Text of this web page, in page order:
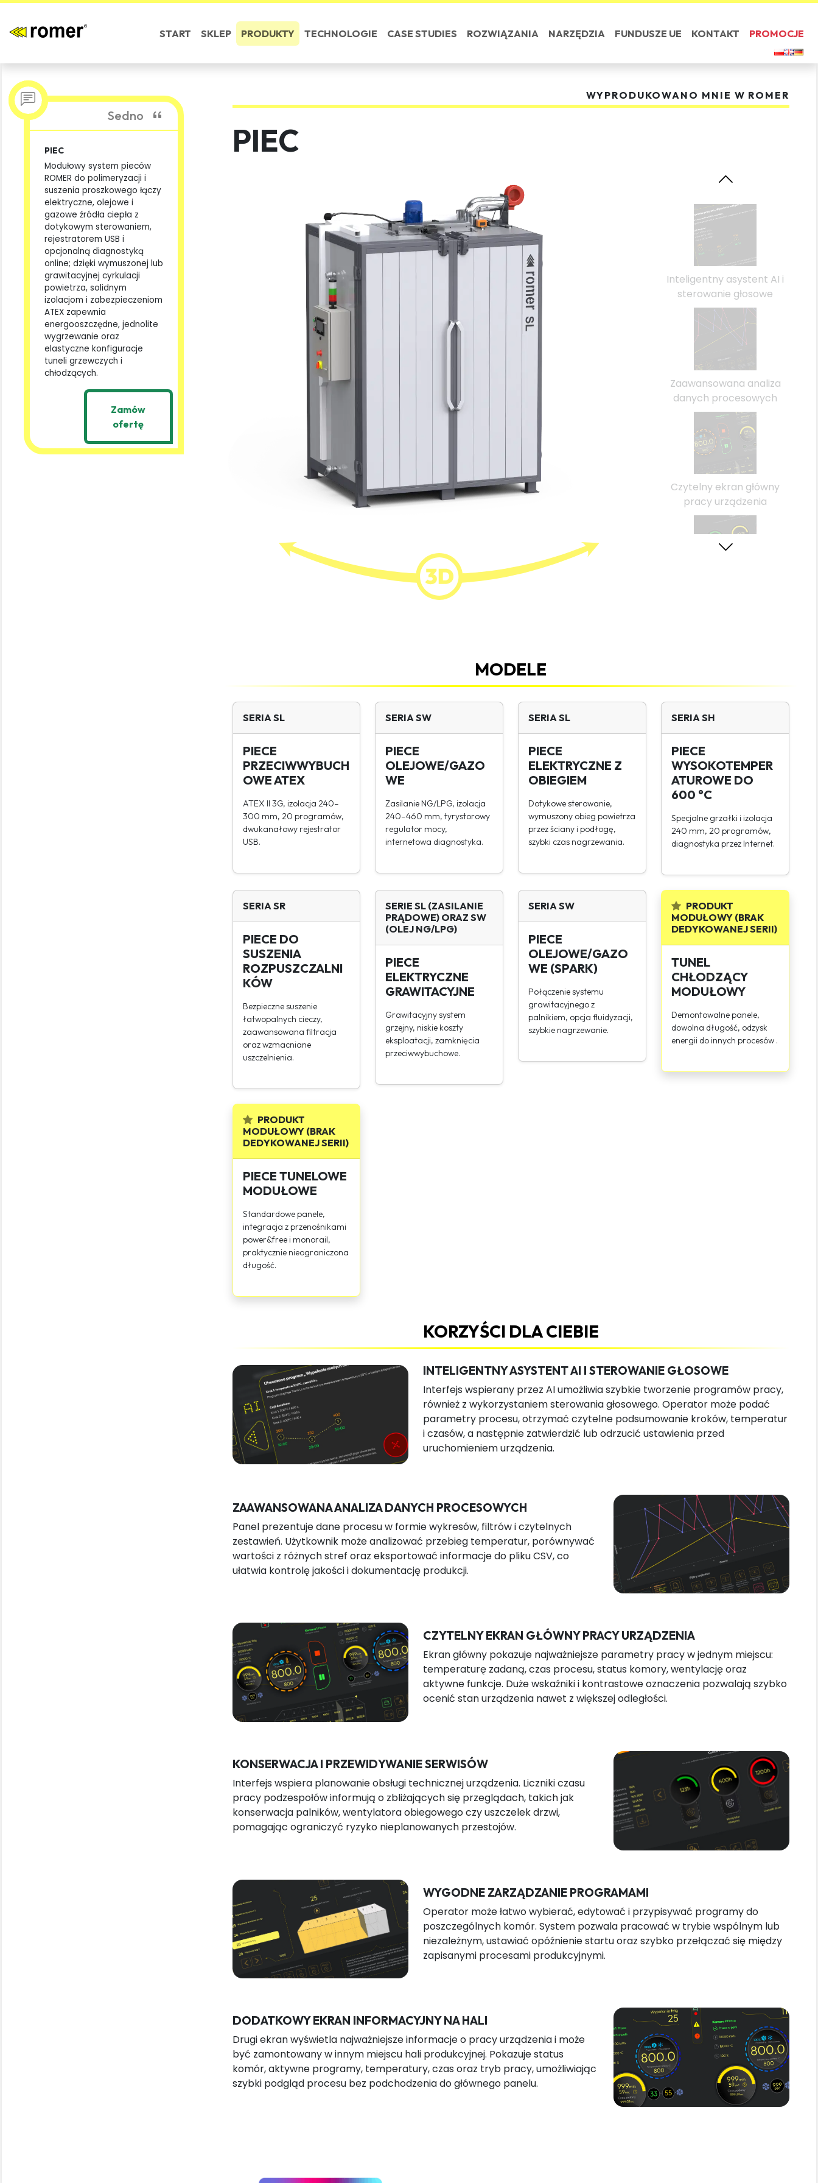
START SKLEP PRODUKTY TECHNOLOGIE CASE STUDIES ROZWIĄZANIA NARZĘDZIA FUNDUSZE UE KONTAKT PROMOCJE
Sedno
PIEC
Modułowy system pieców
ROMER do polimeryzacji i
suszenia proszkowego łączy
elektryczne, olejowe i
gazowe źródła ciepła z
dotykowym sterowaniem,
rejestratorem USB i
opcjonalną diagnostyką
online; dzięki wymuszonej lub
grawitacyjnej cyrkulacji
powietrza, solidnym
izolacjom i zabezpieczeniom
ATEX zapewnia
energooszczędne, jednolite
wygrzewanie oraz
elastyczne konfiguracje
tuneli grzewczych i
chłodzących.
Zamów
ofertę
WYPRODUKOWANO MNIE W ROMER
PIEC
Inteligentny asystent AI i
sterowanie głosowe
Zaawansowana analiza
danych procesowych
Czytelny ekran główny
pracy urządzenia
Dodatkowy ekran
informacyjny na hali
System sterowania i
monitoringu
Moduły specjalistyczne
MODELE
SERIA SL
PIECE
PRZECIWWYBUCH
OWE ATEX
ATEX II 3G, izolacja 240–
300 mm, 20 programów,
dwukanałowy rejestrator
USB.
SERIA SW
PIECE
OLEJOWE/GAZO
WE
Zasilanie NG/LPG, izolacja
240–460 mm, tyrystorowy
regulator mocy,
internetowa diagnostyka.
SERIA SL
PIECE
ELEKTRYCZNE Z
OBIEGIEM
Dotykowe sterowanie,
wymuszony obieg powietrza
przez ściany i podłogę,
szybki czas nagrzewania.
SERIA SH
PIECE
WYSOKOTEMPER
ATUROWE DO
600 °C
Specjalne grzałki i izolacja
240 mm, 20 programów,
diagnostyka przez Internet.
SERIA SR
PIECE DO
SUSZENIA
ROZPUSZCZALNI
KÓW
Bezpieczne suszenie
łatwopalnych cieczy,
zaawansowana filtracja
oraz wzmacniane
uszczelnienia.
SERIE SL (ZASILANIE
PRĄDOWE) ORAZ SW
(OLEJ NG/LPG)
PIECE
ELEKTRYCZNE
GRAWITACYJNE
Grawitacyjny system
grzejny, niskie koszty
eksploatacji, zamknięcia
przeciwwybuchowe.
SERIA SW
PIECE
OLEJOWE/GAZO
WE (SPARK)
Połączenie systemu
grawitacyjnego z
palnikiem, opcja fluidyzacji,
szybkie nagrzewanie.
PRODUKT
MODUŁOWY (BRAK
DEDYKOWANEJ SERII)
TUNEL
CHŁODZĄCY
MODUŁOWY
Demontowalne panele,
dowolna długość, odzysk
energii do innych procesów .
PRODUKT
MODUŁOWY (BRAK
DEDYKOWANEJ SERII)
PIECE TUNELOWE
MODUŁOWE
Standardowe panele,
integracja z przenośnikami
power&free i monorail,
praktycznie nieograniczona
długość.
KORZYŚCI DLA CIEBIE
INTELIGENTNY ASYSTENT AI I STEROWANIE GŁOSOWE
Interfejs wspierany przez AI umożliwia szybkie tworzenie programów pracy,
również z wykorzystaniem sterowania głosowego. Operator może podać
parametry procesu, otrzymać czytelne podsumowanie kroków, temperatur
i czasów, a następnie zatwierdzić lub odrzucić ustawienia przed
uruchomieniem urządzenia.
ZAAWANSOWANA ANALIZA DANYCH PROCESOWYCH
Panel prezentuje dane procesu w formie wykresów, filtrów i czytelnych
zestawień. Użytkownik może analizować przebieg temperatur, porównywać
wartości z różnych stref oraz eksportować informacje do pliku CSV, co
ułatwia kontrolę jakości i dokumentację produkcji.
CZYTELNY EKRAN GŁÓWNY PRACY URZĄDZENIA
Ekran główny pokazuje najważniejsze parametry pracy w jednym miejscu:
temperaturę zadaną, czas procesu, status komory, wentylację oraz
aktywne funkcje. Duże wskaźniki i kontrastowe oznaczenia pozwalają szybko
ocenić stan urządzenia nawet z większej odległości.
KONSERWACJA I PRZEWIDYWANIE SERWISÓW
Interfejs wspiera planowanie obsługi technicznej urządzenia. Liczniki czasu
pracy podzespołów informują o zbliżających się przeglądach, takich jak
konserwacja palników, wentylatora obiegowego czy uszczelek drzwi,
pomagając ograniczyć ryzyko nieplanowanych przestojów.
WYGODNE ZARZĄDZANIE PROGRAMAMI
Operator może łatwo wybierać, edytować i przypisywać programy do
poszczególnych komór. System pozwala pracować w trybie wspólnym lub
niezależnym, ustawiać opóźnienie startu oraz szybko przełączać się między
zapisanymi procesami produkcyjnymi.
DODATKOWY EKRAN INFORMACYJNY NA HALI
Drugi ekran wyświetla najważniejsze informacje o pracy urządzenia i może
być zamontowany w innym miejscu hali produkcyjnej. Pokazuje status
komór, aktywne programy, temperatury, czas oraz tryb pracy, umożliwiając
szybki podgląd procesu bez podchodzenia do głównego panelu.